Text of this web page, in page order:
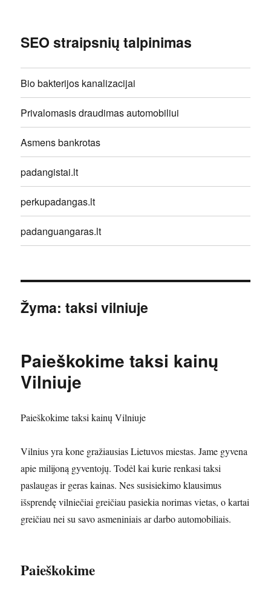
SEO straipsnių talpinimas
Bio bakterijos kanalizacijai
Privalomasis draudimas automobiliui
Asmens bankrotas
padangistai.lt
perkupadangas.lt
padanguangaras.lt
Žyma:taksi vilniuje
Paieškokime taksi kainų
Vilniuje
Paieškokime taksi kainų Vilniuje
Vilnius yra kone gražiausias Lietuvos miestas. Jame gyvena
apie milijoną gyventojų. Todėl kai kurie renkasi taksi
paslaugas ir geras kainas. Nes susisiekimo klausimus
išsprendę vilniečiai greičiau pasiekia norimas vietas, o kartai
greičiau nei su savo asmeniniais ar darbo automobiliais.
Paieškokime